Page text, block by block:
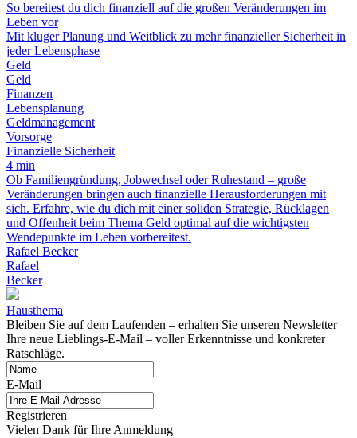
So bereitest du dich finanziell auf die großen Veränderungen im
Leben vor
Mit kluger Planung und Weitblick zu mehr finanzieller Sicherheit in
jeder Lebensphase
Geld
Geld
Finanzen
Lebensplanung
Geldmanagement
Vorsorge
Finanzielle Sicherheit
4 min
Ob Familiengründung, Jobwechsel oder Ruhestand – große
Veränderungen bringen auch finanzielle Herausforderungen mit
sich. Erfahre, wie du dich mit einer soliden Strategie, Rücklagen
und Offenheit beim Thema Geld optimal auf die wichtigsten
Wendepunkte im Leben vorbereitest.
Rafael Becker
Rafael
Becker
Hausthema
Bleiben Sie auf dem Laufenden – erhalten Sie unseren Newsletter
Ihre neue Lieblings-E-Mail – voller Erkenntnisse und konkreter
Ratschläge.
E-Mail
Registrieren
Vielen Dank für Ihre Anmeldung